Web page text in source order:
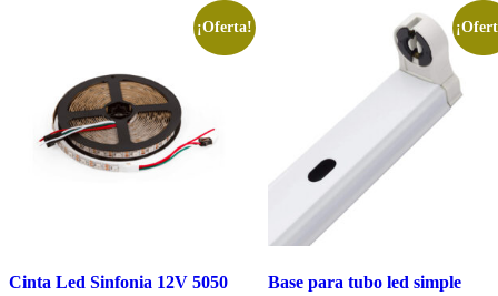
¡Oferta!
Cinta Led Sinfonia 12V 5050
Base para tubo led simple